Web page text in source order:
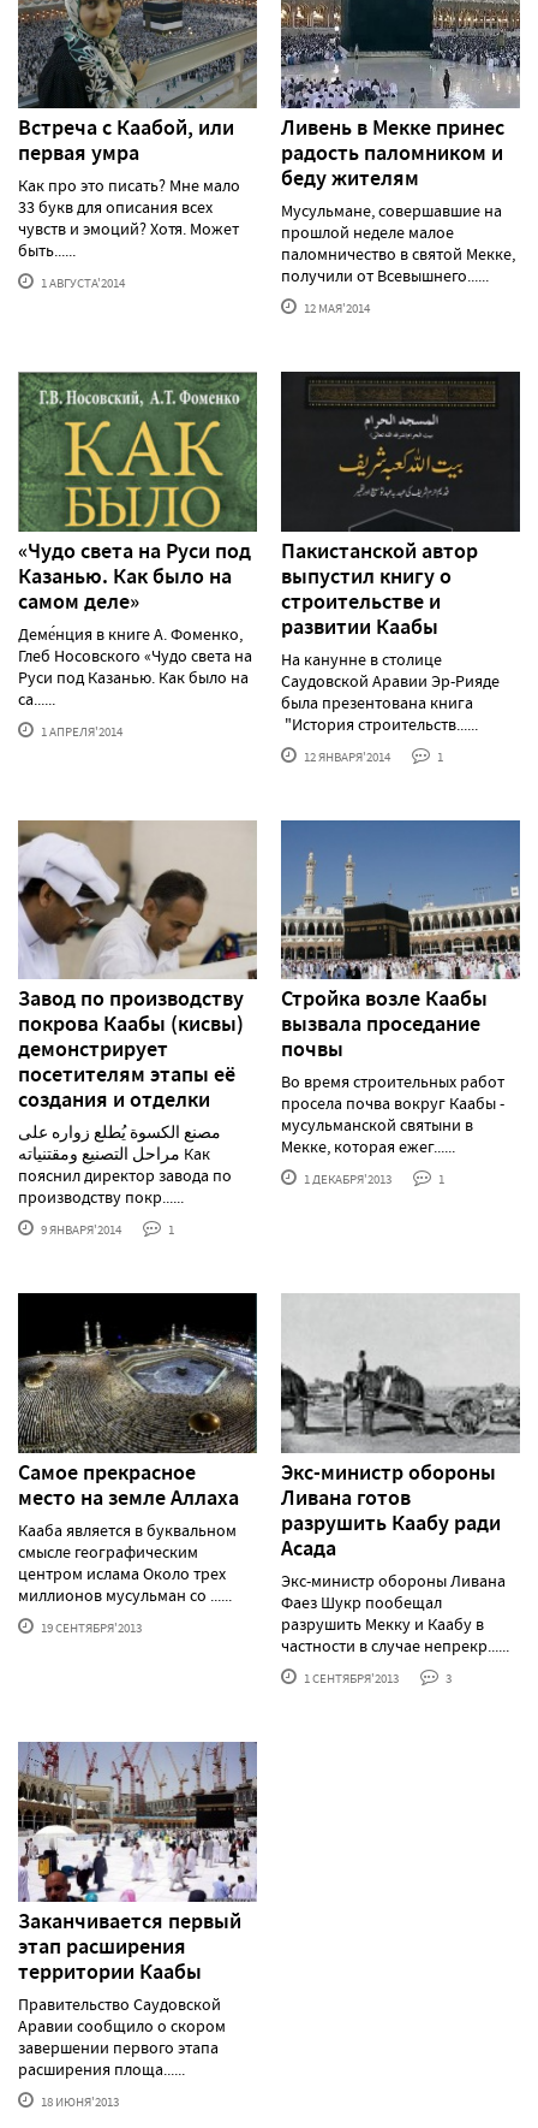
Встреча с Каабой, или
первая умра
Как про это писать? Мне мало
33 букв для описания всех
чувств и эмоций? Хотя. Может
быть......
1 АВГУСТА'2014
Ливень в Мекке принес
радость паломником и
беду жителям
Мусульмане, совершавшие на
прошлой неделе малое
паломничество в святой Мекке,
получили от Всевышнего......
12 МАЯ'2014
«Чудо света на Руси под
Казанью. Как было на
самом деле»
Деме́нция в книге А. Фоменко,
Глеб Носовского «Чудо света на
Руси под Казанью. Как было на
са......
1 АПРЕЛЯ'2014
Пакистанской автор
выпустил книгу о
строительстве и
развитии Каабы
На канунне в столице
Саудовской Аравии Эр-Рияде
была презентована книга
"История строительств......
12 ЯНВАРЯ'2014 1
Завод по производству
покрова Каабы (кисвы)
демонстрирует
посетителям этапы её
создания и отделки
مصنع الكسوة يُطلع زواره على
مراحل التصنيع ومقتنياته Как
пояснил директор завода по
производству покр......
9 ЯНВАРЯ'2014 1
Стройка возле Каабы
вызвала проседание
почвы
Во время строительных работ
просела почва вокруг Каабы -
мусульманской святыни в
Мекке, которая ежег......
1 ДЕКАБРЯ'2013 1
Самое прекрасное
место на земле Аллаха
Кааба является в буквальном
смысле географическим
центром ислама Около трех
миллионов мусульман со ......
19 СЕНТЯБРЯ'2013
Экс-министр обороны
Ливана готов
разрушить Каабу ради
Асада
Экс-министр обороны Ливана
Фаез Шукр пообещал
разрушить Мекку и Каабу в
частности в случае непрекр......
1 СЕНТЯБРЯ'2013 3
Заканчивается первый
этап расширения
территории Каабы
Правительство Саудовской
Аравии сообщило о скором
завершении первого этапа
расширения площа......
18 ИЮНЯ'2013